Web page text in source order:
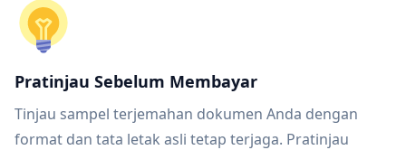
Pratinjau Sebelum Membayar
Tinjau sampel terjemahan dokumen Anda dengan
format dan tata letak asli tetap terjaga. Pratinjau